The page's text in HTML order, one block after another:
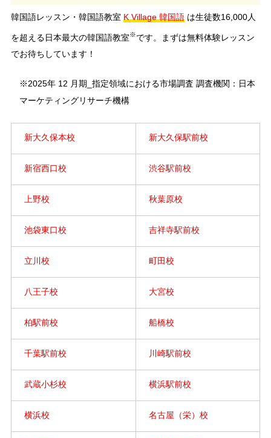
韓国語レッスン・韓国語教室 K Village 韓国語は生徒数16,000人
を超える日本最大の韓国語教室※です。まずは無料体験レッスン
でお待ちしています！
※2025年 12 月期_指定領域における市場調査 調査機関：日本
マーケティングリサーチ機構
新大久保本校 新大久保駅前校
新宿西口校 渋谷駅前校
上野校 秋葉原校
池袋東口校 吉祥寺駅前校
立川校 町田校
八王子校 大宮校
柏駅前校 船橋校
千葉駅前校 川崎駅前校
武蔵小杉校 横浜駅前校
横浜校 名古屋（栄）校